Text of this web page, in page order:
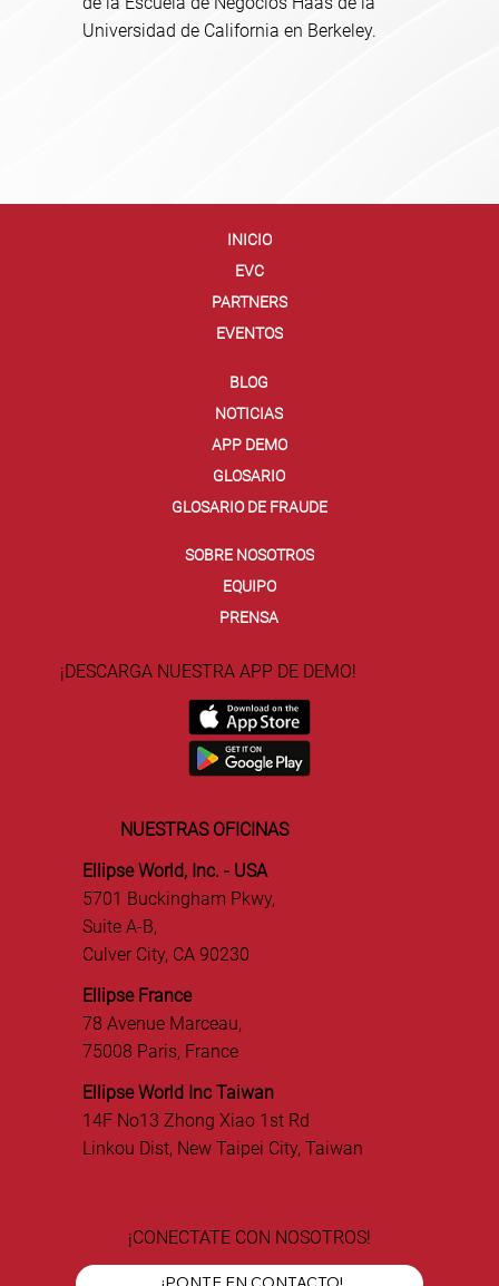
Universidad de California en Berkeley.
INICIO
EVC
PARTNERS
EVENTOS
BLOG
NOTICIAS
APP DEMO
GLOSARIO
GLOSARIO DE FRAUDE
SOBRE NOSOTROS
EQUIPO
PRENSA
¡DESCARGA NUESTRA APP DE DEMO!
NUESTRAS OFICINAS
Ellipse World, Inc. - USA
5701 Buckingham Pkwy,
Suite A-B,
Culver City, CA 90230
Ellipse France
78 Avenue Marceau,
75008 Paris, France
Ellipse World Inc Taiwan
14F No13 Zhong Xiao 1st Rd
Linkou Dist, New Taipei City, Taiwan
¡CONECTATE CON NOSOTROS!